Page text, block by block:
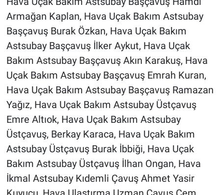
Armağan Kaplan, Hava Uçak Bakım Astsubay
Başçavuş Burak Özkan, Hava Uçak Bakım
Astsubay Başçavuş İlker Aykut, Hava Uçak
Bakım Astsubay Başçavuş Akın Karakuş, Hava
Uçak Bakım Astsubay Başçavuş Emrah Kuran,
Hava Uçak Bakım Astsubay Başçavuş Ramazan
Yağız, Hava Uçak Bakım Astsubay Üstçavuş
Emre Altıok, Hava Uçak Bakım Astsubay
Üstçavuş, Berkay Karaca, Hava Uçak Bakım
Astsubay Üstçavuş Burak İbbiği, Hava Uçak
Bakım Astsubay Üstçavuş İlhan Ongan, Hava
İkmal Astsubay Kıdemli Çavuş Ahmet Yasir